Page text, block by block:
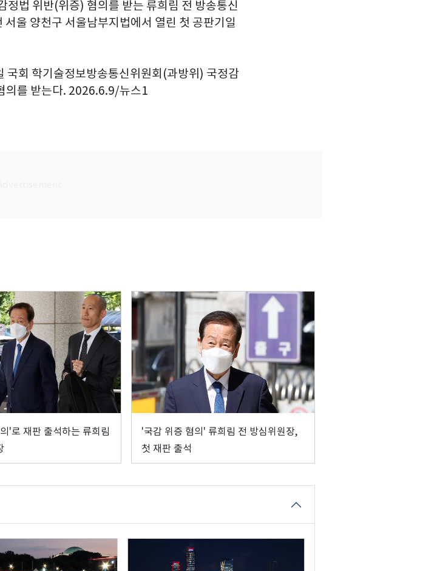
법 위반(위증) 혐의를 받는 류희림 전 방송통신
울 양천구 서울남부지법에서 열린 첫 공판기일
국회 학기술정보방송통신위원회(과방위) 국정감
의를 받는다. 2026.6.9/뉴스1
'로 재판 출석하는 류희림
'국감 위증 혐의' 류희림 전 방심위원장,
첫 재판 출석